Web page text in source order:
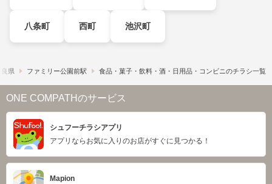
八条町 西町 池沢町
良県 ファミリー公園前駅 食品・菓子・飲料・酒・日用品・コンビニのチラシ一覧
ONE COMPATHのサービス
シュフーチラシアプリ
アプリならお気に入りのお店がすぐに見つかる！
Mapion